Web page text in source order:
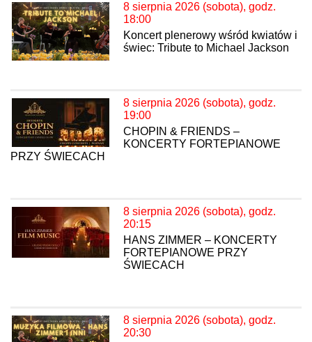
8 sierpnia 2026 (sobota), godz.
18:00
Koncert plenerowy wśród kwiatów i
świec: Tribute to Michael Jackson
8 sierpnia 2026 (sobota), godz.
19:00
CHOPIN & FRIENDS –
KONCERTY FORTEPIANOWE
PRZY ŚWIECACH
8 sierpnia 2026 (sobota), godz.
20:15
HANS ZIMMER – KONCERTY
FORTEPIANOWE PRZY
ŚWIECACH
8 sierpnia 2026 (sobota), godz.
20:30